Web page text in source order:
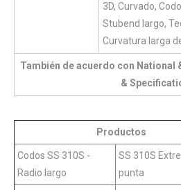
3D, Curvado,
Stubend largo,
Curvatura larga
También de acuerdo con National
&
Productos
Codos SS 310S -
Radio largo
SS 310S
punta